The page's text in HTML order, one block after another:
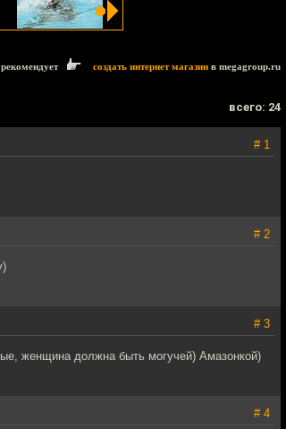
создать интернет магазин в megagroup.ru
всего: 24
# 1
# 2
# 3
женщина должна быть могучей) Амазонкой)
# 4